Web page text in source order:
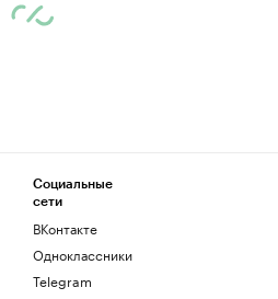
Социальные
сети
ВКонтакте
Одноклассники
Telegram